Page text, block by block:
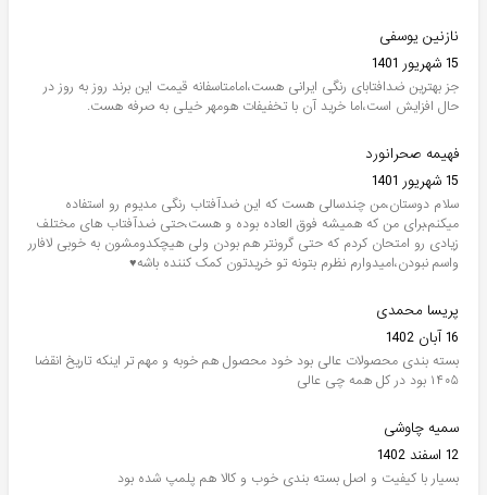
نازنین یوسفی
15 شهریور 1401
جز بهترین ضدافتابای رنگی ایرانی هست،امامتاسفانه قیمت این برند روز به روز در
حال افزایش است،اما خرید آن با تخفیفات هومهر خیلی به صرفه هست.
فهیمه صحرانورد
15 شهریور 1401
سلام دوستان،من چندسالی هست که این ضدآفتاب رنگی مدیوم رو استفاده
میکنم،برای من که همیشه فوق العاده بوده و هست،حتی ضدآفتاب های مختلف
زیادی رو امتحان کردم که حتی گرونتر هم بودن ولی هیچکدومشون به خوبی لافارر
واسم نبودن،امیدوارم نظرم بتونه تو خریدتون کمک کننده باشه♥️
پریسا محمدی
16 آبان 1402
بسته بندی محصولات عالی بود خود محصول هم خوبه و مهم تر اینکه تاریخ انقضا
۱۴۰۵ بود در کل همه چی عالی
سمیه چاوشی
12 اسفند 1402
بسیار با کیفیت و اصل بسته بندی خوب و کالا هم پلمپ شده بود